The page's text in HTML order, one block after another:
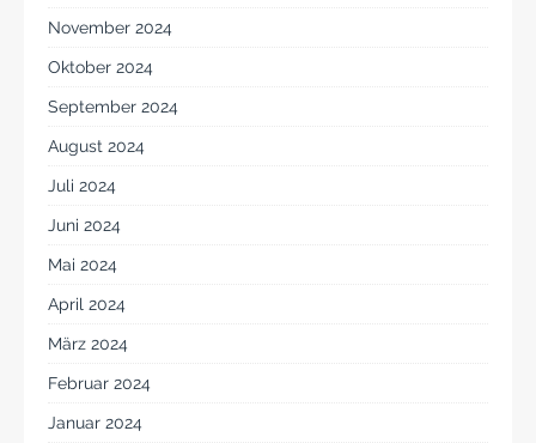
November 2024
Oktober 2024
September 2024
August 2024
Juli 2024
Juni 2024
Mai 2024
April 2024
März 2024
Februar 2024
Januar 2024